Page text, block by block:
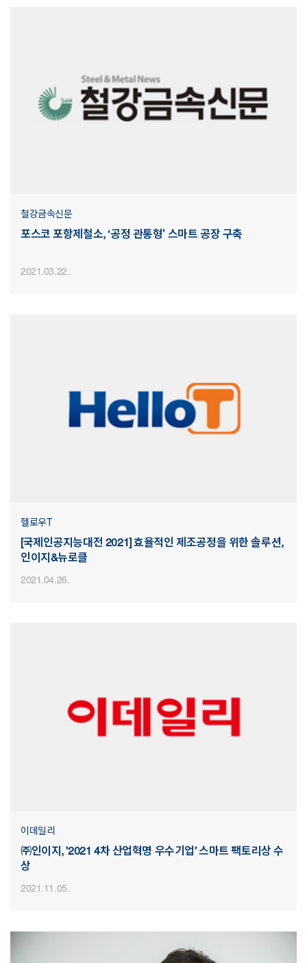
철강금속신문
포스코 포항제철소, ‘공정 관통형’ 스마트 공장 구축
2021.03.22.
헬로우T
[국제인공지능대전 2021] 효율적인 제조공정을 위한 솔루션,
인이지&뉴로클
2021.04.26.
이데일리
㈜인이지, '2021 4차 산업혁명 우수기업' 스마트 팩토리상 수
상
2021.11.05.